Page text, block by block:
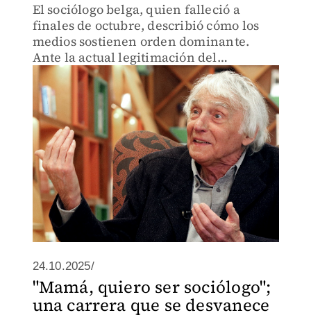
El sociólogo belga, quien falleció a
finales de octubre, describió cómo los
medios sostienen orden dominante.
Ante la actual legitimación del
pensamiento reaccionario, su crítica
está más vigente que nunca.
24.10.2025/
"Mamá, quiero ser sociólogo";
una carrera que se desvanece